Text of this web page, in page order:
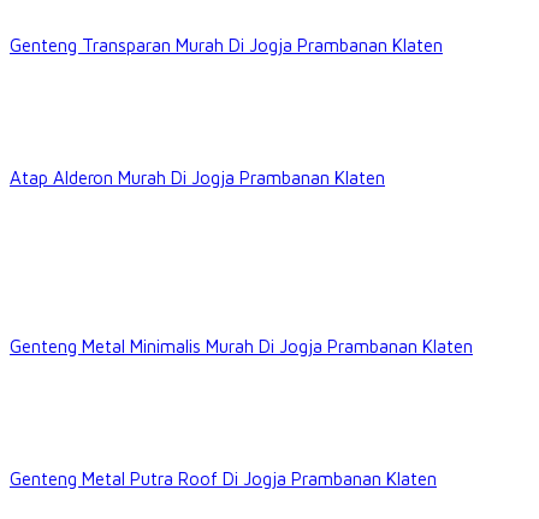
Genteng Transparan Murah Di Jogja Prambanan Klaten
Atap Alderon Murah Di Jogja Prambanan Klaten
Genteng Metal Minimalis Murah Di Jogja Prambanan Klaten
Genteng Metal Putra Roof Di Jogja Prambanan Klaten